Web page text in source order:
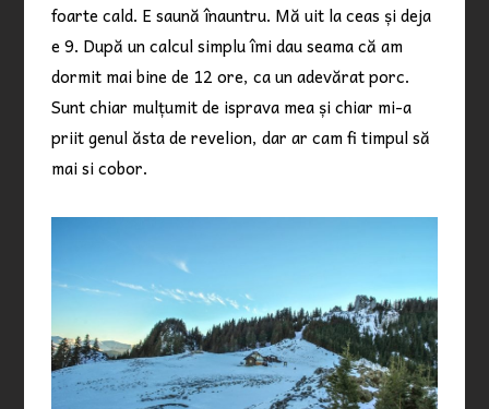
foarte cald. E saună înauntru. Mă uit la ceas și deja
e 9. După un calcul simplu îmi dau seama că am
dormit mai bine de 12 ore, ca un adevărat porc.
Sunt chiar mulțumit de isprava mea și chiar mi-a
priit genul ăsta de revelion, dar ar cam fi timpul să
mai si cobor.